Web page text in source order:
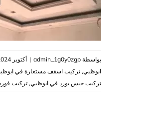
بواسطة admin_1g0y0zgp
| أكتوبر 26th, 2024
ابوظبي, تركيب اسقف مستعارة في
تركيب جبس بورد في ابوظبي, تركيب